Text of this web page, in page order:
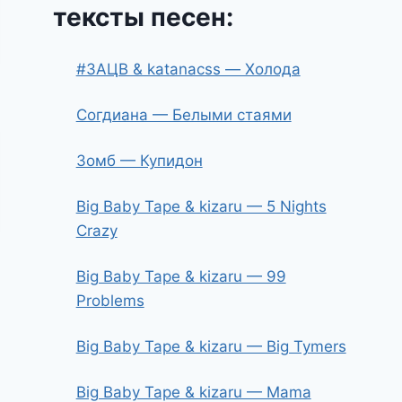
тексты песен:
#ЗАЦВ & katanacss — Холода
Согдиана — Белыми стаями
Зомб — Купидон
Big Baby Tape & kizaru — 5 Nights
Crazy
Big Baby Tape & kizaru — 99
Problems
Big Baby Tape & kizaru — Big Tymers
Big Baby Tape & kizaru — Mama